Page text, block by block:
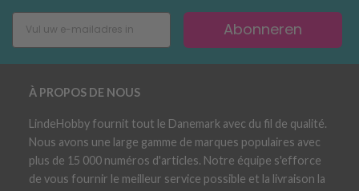
Abonneren
À PROPOS DE NOUS
LindeHobby fournit tout le Danemark avec du fil de qualité.
Nous avons une large gamme de marques populaires avec
plus de 15 000 numéros d'articles. Notre équipe s'efforce
de vous fournir le meilleur service possible et la livraison la